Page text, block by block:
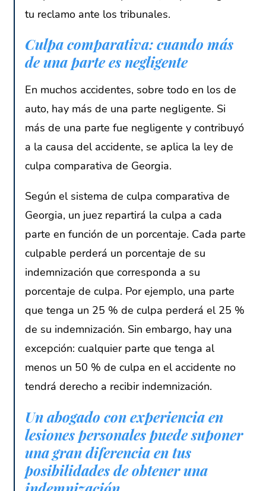
tu reclamo ante los tribunales.
Culpa comparativa: cuando más
de una parte es negligente
En muchos accidentes, sobre todo en los de
auto, hay más de una parte negligente. Si
más de una parte fue negligente y contribuyó
a la causa del accidente, se aplica la ley de
culpa comparativa de Georgia.
Según el sistema de culpa comparativa de
Georgia, un juez repartirá la culpa a cada
parte en función de un porcentaje. Cada parte
culpable perderá un porcentaje de su
indemnización que corresponda a su
porcentaje de culpa. Por ejemplo, una parte
que tenga un 25 % de culpa perderá el 25 %
de su indemnización. Sin embargo, hay una
excepción: cualquier parte que tenga al
menos un 50 % de culpa en el accidente no
tendrá derecho a recibir indemnización.
Un abogado con experiencia en
lesiones personales puede suponer
una gran diferencia en tus
posibilidades de obtener una